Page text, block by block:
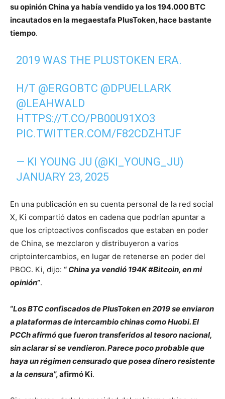
su opinión China ya había vendido ya los 194.000 BTC
incautados en la megaestafa PlusToken, hace bastante
tiempo.
2019 WAS THE PLUSTOKEN ERA.
H/T @ERGOBTC @DPUELLARK
@LEAHWALD
HTTPS://T.CO/PB00U91XO3
PIC.TWITTER.COM/F82CDZHTJF
— KI YOUNG JU (@KI_YOUNG_JU)
JANUARY 23, 2025
En una publicación en su cuenta personal de la red social
X, Ki compartió datos en cadena que podrían apuntar a
que los criptoactivos confiscados que estaban en poder
de China, se mezclaron y distribuyeron a varios
criptointercambios, en lugar de retenerse en poder del
PBOC. Ki, dijo: “ China ya vendió 194K #Bitcoin, en mi
opinión”.
“Los BTC confiscados de PlusToken en 2019 se enviaron
a plataformas de intercambio chinas como Huobi. El
PCCh afirmó que fueron transferidos al tesoro nacional,
sin aclarar si se vendieron. Parece poco probable que
haya un régimen censurado que posea dinero resistente
a la censura”, afirmó Ki.